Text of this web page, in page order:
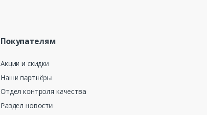
Покупателям
Акции и скидки
Наши партнёры
Отдел контроля качества
Раздел новости